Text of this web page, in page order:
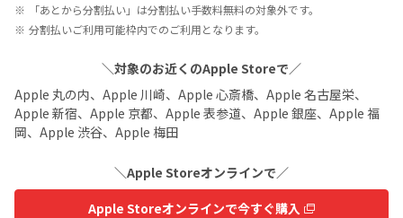
「あとから分割払い」は分割払い手数料無料の対象外です。
分割払いご利用可能枠内でのご利用となります。
＼対象のお近くのApple Storeで／
Apple 丸の内、Apple 川崎、Apple 心斎橋、Apple 名古屋栄、
Apple 新宿、Apple 京都、Apple 表参道、Apple 銀座、Apple 福
岡、Apple 渋谷、Apple 梅田
＼Apple Storeオンラインで／
Apple Storeオンラインで今すぐ購入